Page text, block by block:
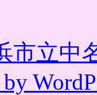
市立中